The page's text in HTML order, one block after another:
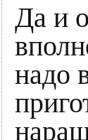
Да и
надо